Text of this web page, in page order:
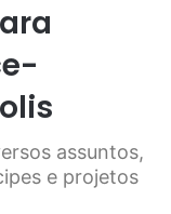
assuntos,
e projetos